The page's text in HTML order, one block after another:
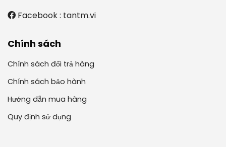
Facebook : tantm.vi
Chính sách
Chính sách đổi trả hàng
Chính sách bảo hành
Hướng dẫn mua hàng
Quy định sử dụng